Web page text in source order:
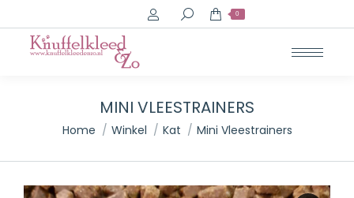
Search: 0
MINI VLEESTRAINERS
Je bent hier:
Home Winkel Kat Mini Vleestrainers